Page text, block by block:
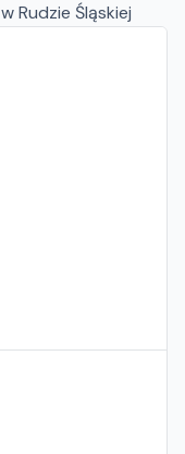
w Rudzie Śląskiej